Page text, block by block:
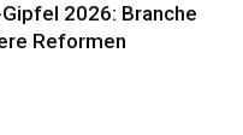
2026: Branche
Reformen